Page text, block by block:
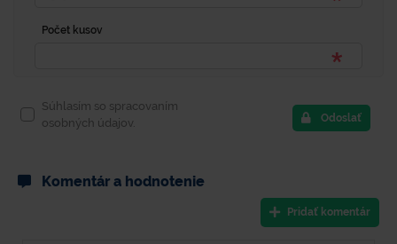
Počet kusov
Súhlasím so spracovaním
osobných údajov.
Odoslať
Komentár a hodnotenie
Pridať komentár